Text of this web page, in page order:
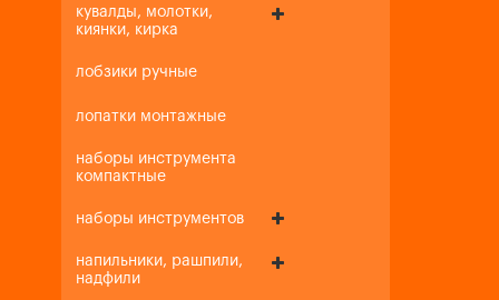
кувалды, молотки,
киянки, кирка
лобзики ручные
лопатки монтажные
наборы инструмента
компактные
наборы инструментов
напильники, рашпили,
надфили